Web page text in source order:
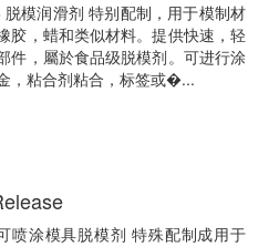
模润滑剂 特别配制，用于模制材
胶，蜡和类似材料。提供快速，轻
件，屬於食品级脱模剂。可进行涂
，粘合剂粘合，标签或�...
喷涂模具脱模剂 特殊配制成用于